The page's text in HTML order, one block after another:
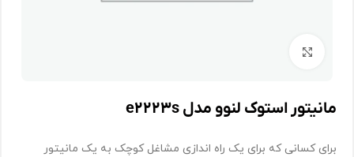
مانیتور استوک لنوو مدل e۲۲۲۳s
برای کسانی که برای یک راه اندازی مشاغل کوچک به یک مانیتور